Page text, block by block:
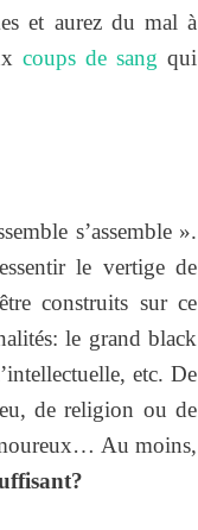
et aurez du mal à
coups de sang qui
s’assemble ».
le vertige de
construits sur ce
le grand black
etc. De
de religion ou de
Au moins,